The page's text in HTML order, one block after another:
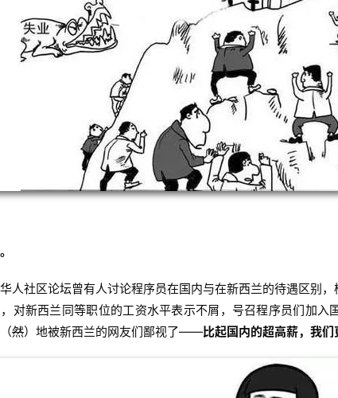
人社区论坛曾有人讨论程序员在国内与在新西兰的待遇区别
对新西兰同等职位的工资水平表示不屑，号召程序员们加入
然）地被新西兰的网友们鄙视了——比起国内的超高薪，我们